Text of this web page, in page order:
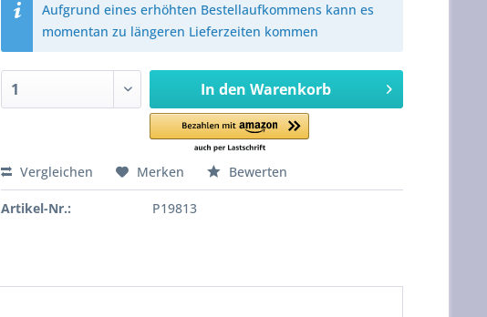
Aufgrund eines erhöhten Bestellaufkommens kann es
momentan zu längeren Lieferzeiten kommen
In den Warenkorb
Vergleichen Merken Bewerten
Artikel-Nr.: P19813